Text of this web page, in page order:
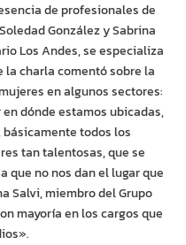
de profesionales de
González y Sabrina
Los Andes, se especializa
charla comentó sobre la
en algunos sectores:
dónde estamos ubicadas,
todos los
tan talentosas, que se
que no nos dan el lugar que
Salvi, miembro del Grupo
mayoría en los cargos que